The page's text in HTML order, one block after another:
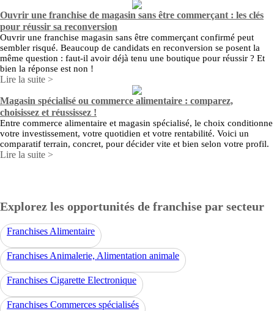
Ouvrir une franchise de magasin sans être commerçant : les clés
pour réussir sa reconversion
Ouvrir une franchise magasin sans être commerçant confirmé peut
sembler risqué. Beaucoup de candidats en reconversion se posent la
même question : faut-il avoir déjà tenu une boutique pour réussir ? Et
bien la réponse est non !
Lire la suite >
Magasin spécialisé ou commerce alimentaire : comparez,
choisissez et réussissez !
Entre commerce alimentaire et magasin spécialisé, le choix conditionne
votre investissement, votre quotidien et votre rentabilité. Voici un
comparatif terrain, concret, pour décider vite et bien selon votre profil.
Lire la suite >
Explorez les opportunités de franchise par secteur
Franchises Alimentaire
Franchises Animalerie, Alimentation animale
Franchises Cigarette Electronique
Franchises Commerces spécialisés